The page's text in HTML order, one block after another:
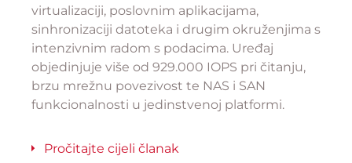
virtualizaciji, poslovnim aplikacijama,
sinhronizaciji datoteka i drugim okruženjima s
intenzivnim radom s podacima. Uređaj
objedinjuje više od 929.000 IOPS pri čitanju,
brzu mrežnu povezivost te NAS i SAN
funkcionalnosti u jedinstvenoj platformi.
Pročitajte cijeli članak